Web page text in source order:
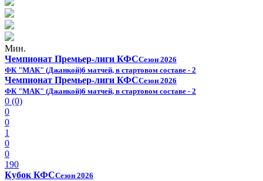
Мин.
Чемпионат Премьер-лиги КФССезон 2026
ФК "МАК" (Джанкой)6 матчей, в стартовом составе - 2
Чемпионат Премьер-лиги КФССезон 2026
ФК "МАК" (Джанкой)6 матчей, в стартовом составе - 2
0 (0)
0
0
1
0
0
190
Кубок КФССезон 2026